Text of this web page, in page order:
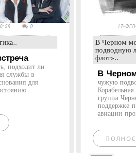
0
подходит ли
службы в
для
17-
В Черном
подводную
флот»..
В
чужую
Корабельная
группа
поддержке
авиации